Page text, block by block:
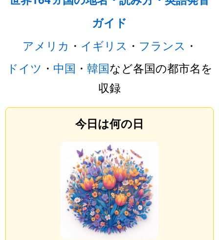
ガイド
アメリカ ・ イギリス ・ フランス ・
ドイツ ・ 中国 ・ 韓国など各国の都市名を
収録
今日は何の日